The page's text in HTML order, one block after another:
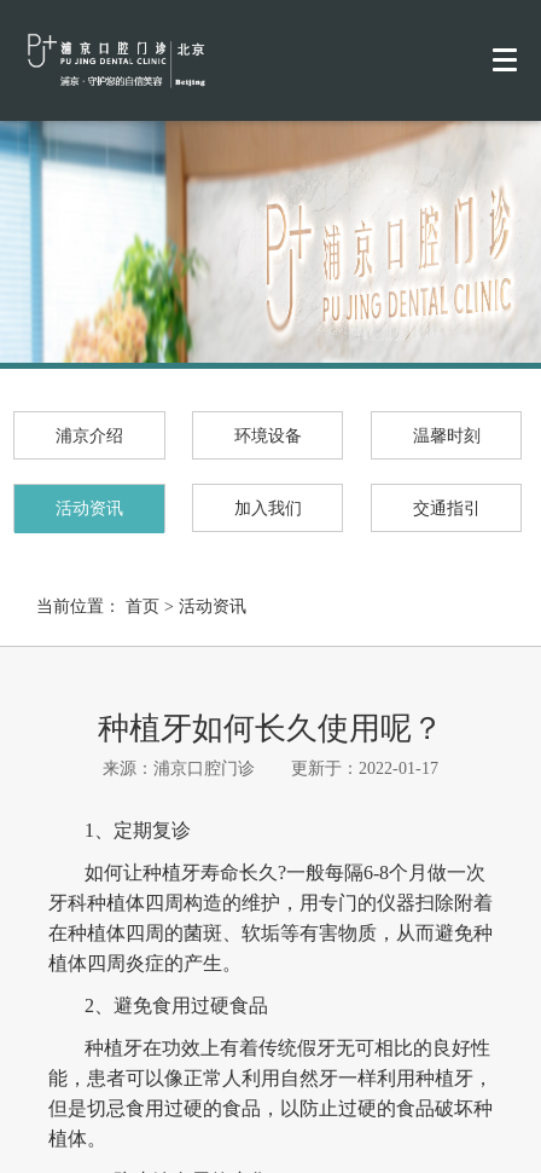
浦京介绍 环境设备 温馨时刻
活动资讯 加入我们 交通指引
当前位置： 首页 > 活动资讯
种植牙如何长久使用呢？
来源：浦京口腔门诊 更新于：2022-01-17
1、定期复诊
如何让种植牙寿命长久?一般每隔6-8个月做一次
牙科种植体四周构造的维护，用专门的仪器扫除附着
在种植体四周的菌斑、软垢等有害物质，从而避免种
植体四周炎症的产生。
2、避免食用过硬食品
种植牙在功效上有着传统假牙无可相比的良好性
能，患者可以像正常人利用自然牙一样利用种植牙，
但是切忌食用过硬的食品，以防止过硬的食品破坏种
植体。